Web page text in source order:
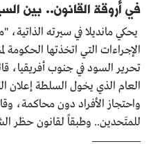
في أروقة القانون.. بين
يحكي مانديلا في سيرته
الإجراءات التي اتخذتها الحكومة
تحرير السود في جنوب أفريقيا،
العام الذي يخول السلطة إعلان
واحتجاز الأفراد دون محاكمة،
للمتَحدين.. وطبقاً لقانون حظر